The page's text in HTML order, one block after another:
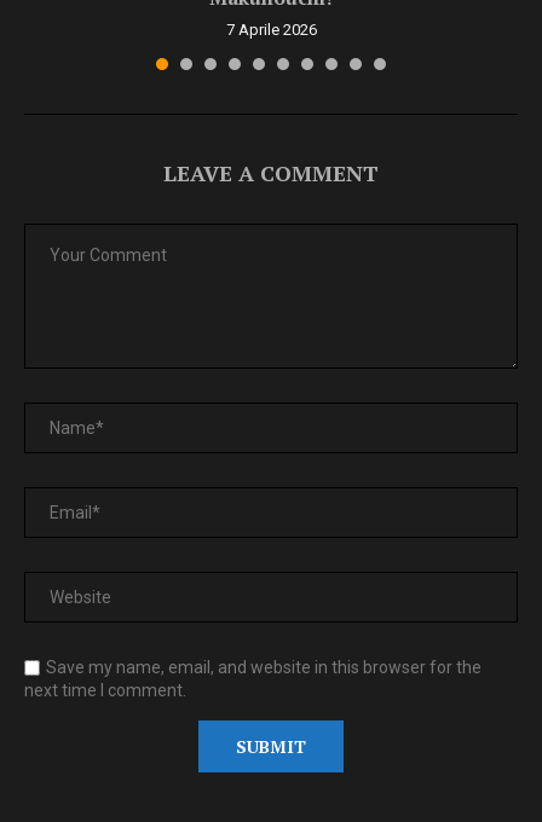
7 Aprile 2026
LEAVE A COMMENT
Save my name, email, and website in this browser for the
next time I comment.